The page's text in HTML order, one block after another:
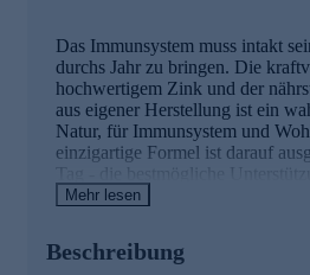
Das Immunsystem muss intakt
durchs Jahr zu bringen. Die
hochwertigem Zink und der
aus eigener Herstellung ist ein
Natur, für Immunsystem und
einzigartige Formel ist darauf
Tag - die bestmögliche
Presslinge enthalten Spirulina
Zink angereichert und von der
Mehr lesen
Beschreibung